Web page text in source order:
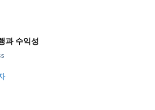
과 수익성